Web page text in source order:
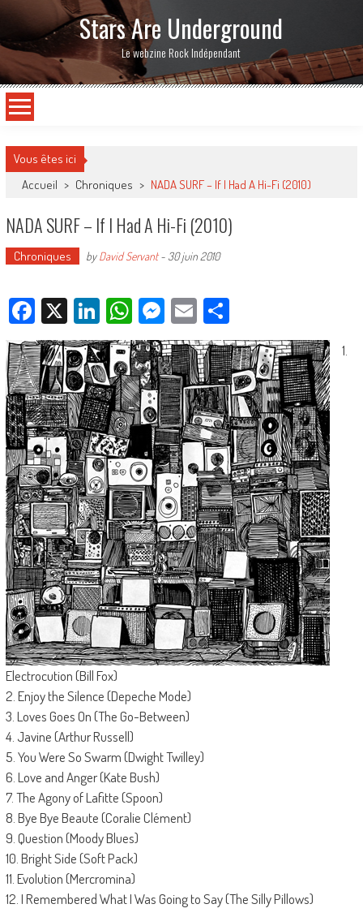
Stars Are Underground
Le webzine Rock Indépendant
Vous êtes ici
Accueil > Chroniques > NADA SURF – If I Had A Hi-Fi (2010)
NADA SURF – If I Had A Hi-Fi (2010)
Chroniques byDavid Servant- 30 juin 2010
Facebook
X LinkedIn
WhatsApp
Messenger
EmailPartager
1.
Electrocution (Bill Fox)
2. Enjoy the Silence (Depeche Mode)
3. Loves Goes On (The Go-Between)
4. Javine (Arthur Russell)
5. You Were So Swarm (Dwight Twilley)
6. Love and Anger (Kate Bush)
7. The Agony of Lafitte (Spoon)
8. Bye Bye Beaute (Coralie Clément)
9. Question (Moody Blues)
10. Bright Side (Soft Pack)
11. Evolution (Mercromina)
12. I Remembered What I Was Going to Say (The Silly Pillows)